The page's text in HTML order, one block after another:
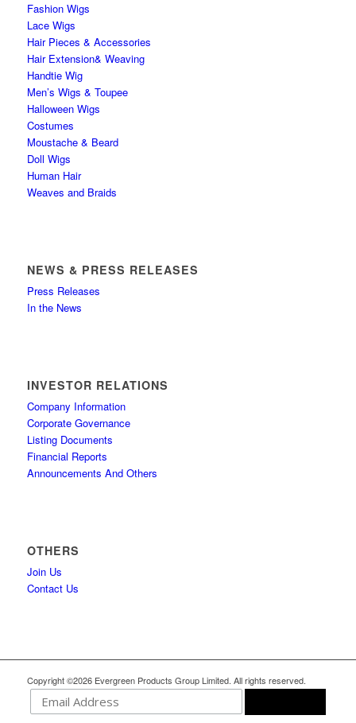
Fashion Wigs
Lace Wigs
Hair Pieces & Accessories
Hair Extension& Weaving
Handtie Wig
Men’s Wigs & Toupee
Halloween Wigs
Costumes
Moustache & Beard
Doll Wigs
Human Hair
Weaves and Braids
NEWS & PRESS RELEASES
Press Releases
In the News
INVESTOR RELATIONS
Company Information
Corporate Governance
Listing Documents
Financial Reports
Announcements And Others
OTHERS
Join Us
Contact Us
Copyright ©2026 Evergreen Products Group Limited. All rights reserved.